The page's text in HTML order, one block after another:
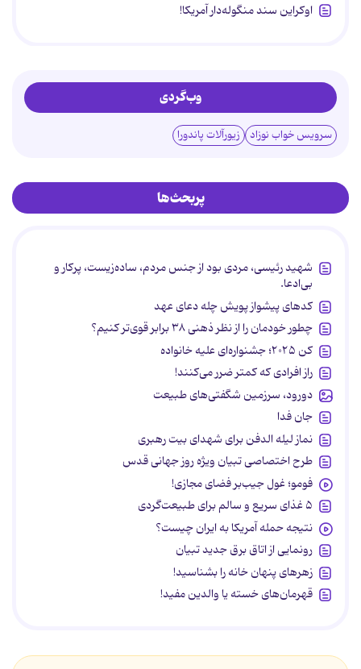
اوکراین سند منگوله‌دار آمریکا!
وب‌گردی
سرویس خواب نوزاد زیورآلات پاندورا
پربحث‌ها
شهید رئیسی، مردی بود از جنس مردم، ساده‌زیست، پرکار و
بی‌ادعا.
کدهای پیشواز پویش چله دعای عهد
چطور خودمان را از نظر ذهنی ۳۸ برابر قوی‌تر کنیم؟
کن ۲۰۲۵؛ جشنواره‌ای علیه خانواده
راز افرادی که کمتر ضرر می‌کنند!
دورود، سرزمین شگفتی‌های طبیعت
جان فدا
نماز لیله الدفن برای شهدای بیت رهبری
طرح اختصاصی تبیان ویژه روز جهانی قدس
فومو؛ غول جیب‌بر فضای مجازی!
۵ غذای سریع و سالم برای طبیعت‌گردی
نتیجه حمله آمریکا به ایران چیست؟
رونمایی از اتاق برق جدید تبیان
زهرهای پنهان خانه را بشناسید!
قهرمان‌های خسته یا والدین مفید!